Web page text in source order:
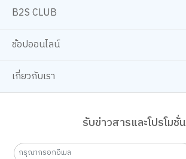
B2S CLUB
ช้อปออนไลน์
เกี่ยวกับเรา
รับข่าวสารและโปรโมชั่น